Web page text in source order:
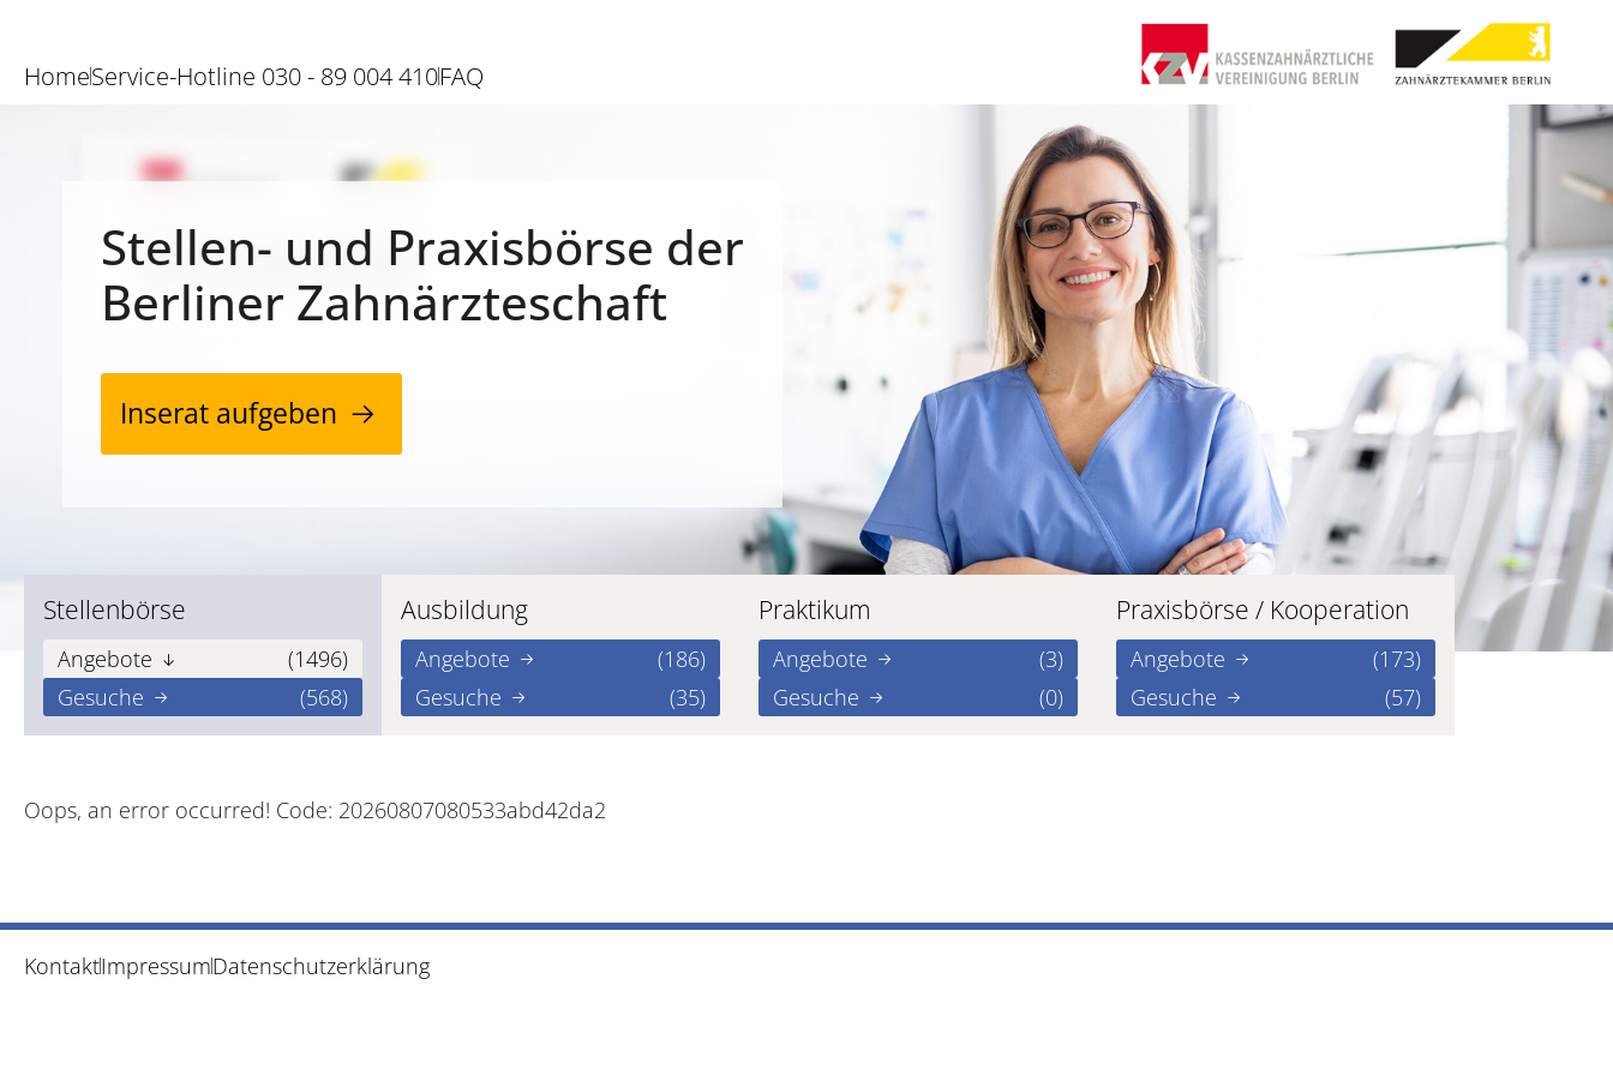
HomeService-Hotline 030 - 89 004 410FAQ
Stellen- und Praxisbörse der
Berliner Zahnärzteschaft
Inserat aufgeben
Stellenbörse
Angebote
(1496)
Gesuche
(568)
Ausbildung
Angebote
(186)
Gesuche
(35)
Praktikum
Angebote
(3)
Gesuche
(0)
Praxisbörse / Kooperation
Angebote
(173)
Gesuche
(57)
Oops, an error occurred! Code: 20260807080533abd42da2
KontaktImpressumDatenschutzerklärung